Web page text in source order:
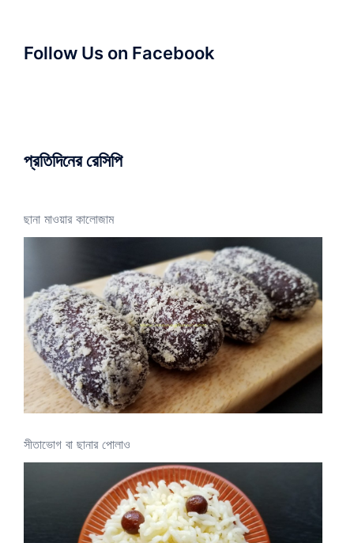
Follow Us on Facebook
প্রতিদিনের রেসিপি
ছানা মাওয়ার কালোজাম
সীতাভোগ বা ছানার পোলাও